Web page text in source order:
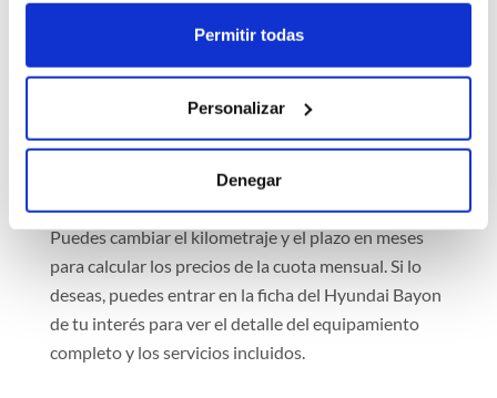
Permitir todas
Personalizar
Denegar
para confirmar la contratación del renting. Siempre
recibirás el coche en un concesionario cercano a tu
domicilio o en la dirección de tu casa.
Rentiner es un comparador que muestra
información actualizada de distintas empresas
afiliadas y bancos que ofrecen servicios de renting.
Puedes cambiar el kilometraje y el plazo en meses
para calcular los precios de la cuota mensual. Si lo
deseas, puedes entrar en la ficha del Hyundai Bayon
de tu interés para ver el detalle del equipamiento
completo y los servicios incluidos.